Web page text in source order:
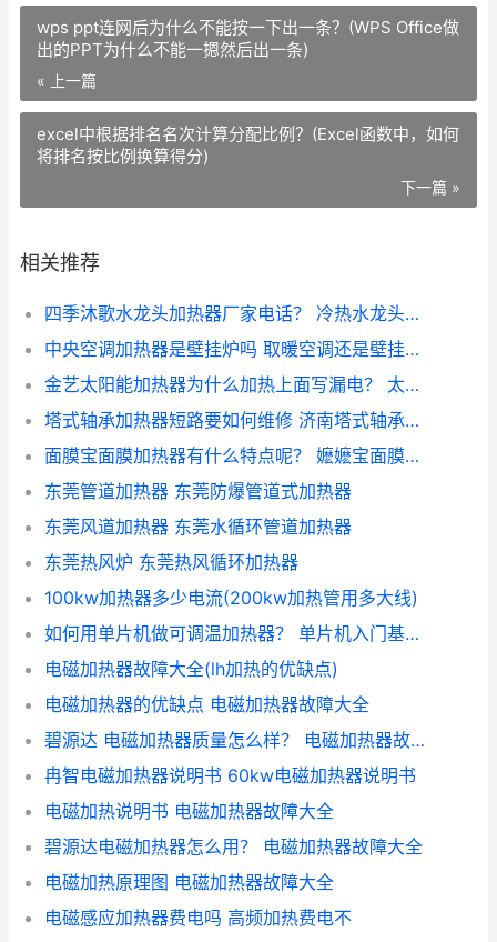
wps ppt连网后为什么不能按一下出一条？(WPS Office做
出的PPT为什么不能一摁然后出一条)
« 上一篇
excel中根据排名名次计算分配比例？(Excel函数中，如何
将排名按比例换算得分)
下一篇 »
相关推荐
四季沐歌水龙头加热器厂家电话？ 冷热水龙头维修图解
中央空调加热器是壁挂炉吗 取暖空调还是壁挂炉好
金艺太阳能加热器为什么加热上面写漏电？ 太阳能控制器显示漏电
塔式轴承加热器短路要如何维修 济南塔式轴承加热器
面膜宝面膜加热器有什么特点呢？ 嬷嬷宝面膜多少钱一盒
东莞管道加热器 东莞防爆管道式加热器
东莞风道加热器 东莞水循环管道加热器
东莞热风炉 东莞热风循环加热器
100kw加热器多少电流(200kw加热管用多大线)
如何用单片机做可调温加热器？ 单片机入门基础知识
电磁加热器故障大全(lh加热的优缺点)
电磁加热器的优缺点 电磁加热器故障大全
碧源达 电磁加热器质量怎么样？ 电磁加热器故障大全
冉智电磁加热器说明书 60kw电磁加热器说明书
电磁加热说明书 电磁加热器故障大全
碧源达电磁加热器怎么用？ 电磁加热器故障大全
电磁加热原理图 电磁加热器故障大全
电磁感应加热器费电吗 高频加热费电不